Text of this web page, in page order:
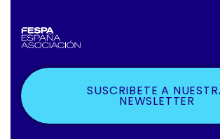
SUSCRIBETE A
NEWSLETTER